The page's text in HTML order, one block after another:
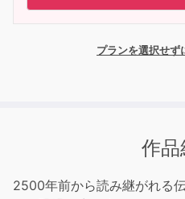
プランを選択せず
作品
2500年前から読み継がれる